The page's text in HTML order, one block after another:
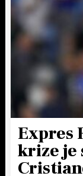
Expres
krize je